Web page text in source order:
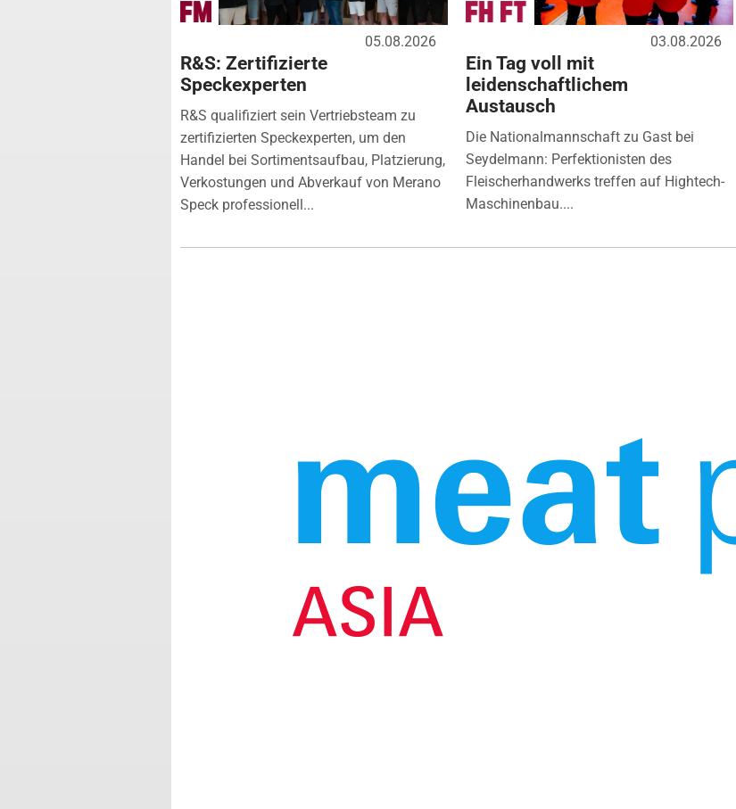
05.08.2026
R&S: Zertifizierte
Speckexperten
R&S qualifiziert sein Vertriebsteam zu
zertifizierten Speckexperten, um den
Handel bei Sortimentsaufbau, Platzierung,
Verkostungen und Abverkauf von Merano
Speck professionell...
03.08.2026
Ein Tag voll mit
leidenschaftlichem
Austausch
Die Nationalmannschaft zu Gast bei
Seydelmann: Perfektionisten des
Fleischerhandwerks treffen auf Hightech-
Maschinenbau....